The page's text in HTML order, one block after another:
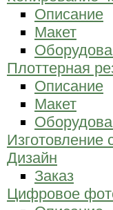
Описание
Макет
Плоттерная
Описание
Макет
Изготовление
Дизайн
Заказ
Цифровое